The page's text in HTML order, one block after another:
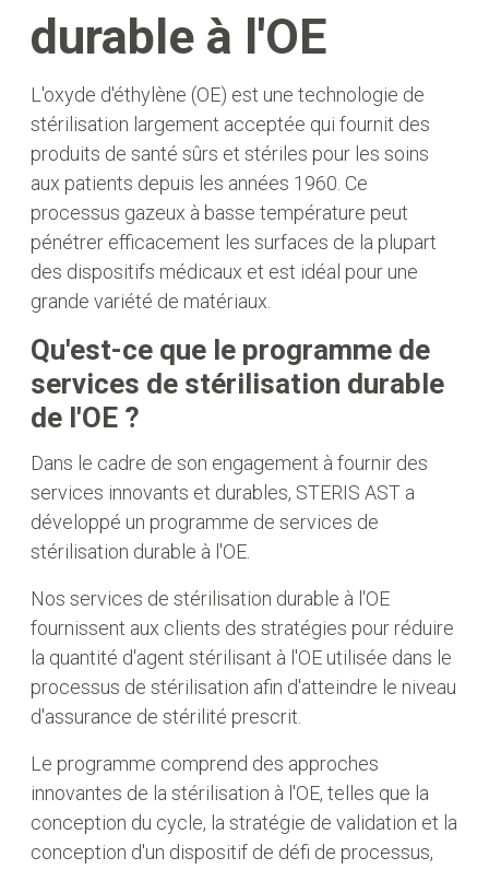
durable à l'OE
L'oxyde d'éthylène (OE) est une technologie de
stérilisation largement acceptée qui fournit des
produits de santé sûrs et stériles pour les soins
aux patients depuis les années 1960. Ce
processus gazeux à basse température peut
pénétrer efficacement les surfaces de la plupart
des dispositifs médicaux et est idéal pour une
grande variété de matériaux.
Qu'est-ce que le programme de
services de stérilisation durable
de l'OE ?
Dans le cadre de son engagement à fournir des
services innovants et durables, STERIS AST a
développé un programme de services de
stérilisation durable à l'OE.
Nos services de stérilisation durable à l'OE
fournissent aux clients des stratégies pour réduire
la quantité d'agent stérilisant à l'OE utilisée dans le
processus de stérilisation afin d'atteindre le niveau
d'assurance de stérilité prescrit.
Le programme comprend des approches
innovantes de la stérilisation à l'OE, telles que la
conception du cycle, la stratégie de validation et la
conception d'un dispositif de défi de processus,